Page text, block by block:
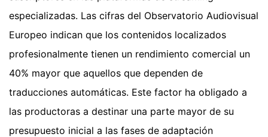
especializadas. Las cifras del Observatorio Audiovisual
Europeo indican que los contenidos localizados
profesionalmente tienen un rendimiento comercial un
40% mayor que aquellos que dependen de
traducciones automáticas. Este factor ha obligado a
las productoras a destinar una parte mayor de su
presupuesto inicial a las fases de adaptación